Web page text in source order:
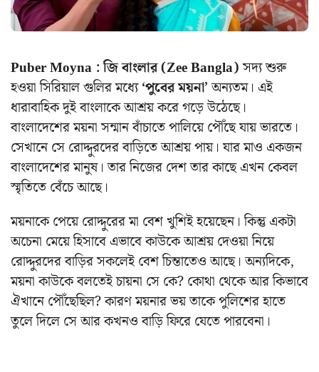
Puber Moyna : জি বাংলার (Zee Bangla)সদ্য শুরু
হওয়া সিরিয়াল গুলির মধ্যে‘পুবের ময়না’অন্যতম। এই
ধারাবাহিক দুই বাংলাকে আশ্রয় করে গড়ে উঠেছে।
বাংলাদেশের ময়না সন্মান বাঁচাতে পালিয়ে পৌঁছে যায় ভারতে।
সেখানে সে রোদ্দুরদের বাড়িতে আশ্রয় পায়। যার মাও একজন
বাংলাদেশের মানুষ। তার নিজের দেশ তার কাছে এখন কেবল
স্মৃতিতে বেঁচে আছে।
ময়নাকে পেয়ে রোদ্দুরের মা বেশ খুশিই হয়েছেন। কিন্তু একটা
অচেনা মেয়ে হিসাবে এভাবে কাউকে আশ্রয় দেওয়া নিয়ে
রোদ্দুরদের বাড়ির সকলেই বেশ চিন্তাতেও আছে। অন্যদিকে,
ময়না কাউকে বলতেই চায়না সে কে? কোথা থেকে আর কিভাবে
ঐখানে পৌঁছেছিল? কারণ ময়নার ভয় তাকে পুলিশের হাতে
তুলে দিলে সে আর কখনও বাড়ি ফিরে যেতে পারবেনা।